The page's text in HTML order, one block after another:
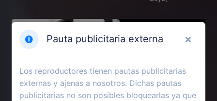
Pauta publicitaria externa
Los reproductores tienen pautas publicitarias
externas y ajenas a nosotros. Dichas pautas
publicitarias no son posibles bloquearlas ya que